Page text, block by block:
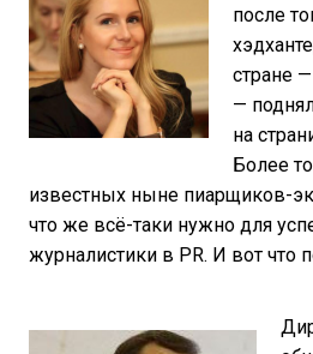
после
стране —
—
на
Более
известных ныне пиарщиков-
что же всё-таки нужно для
журналистики в PR. И вот что